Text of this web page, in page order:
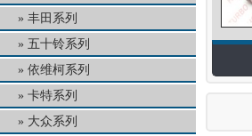
丰田系列
五十铃系列
依维柯系列
卡特系列
大众系列